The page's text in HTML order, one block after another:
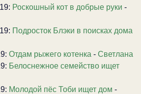
Роскошный кот в добрые руки -
Подросток Блэки в поисках дома
Отдам рыжего котенка - Светлана
Белоснежное семейство ищет
Молодой пёс Тоби ищет дом -